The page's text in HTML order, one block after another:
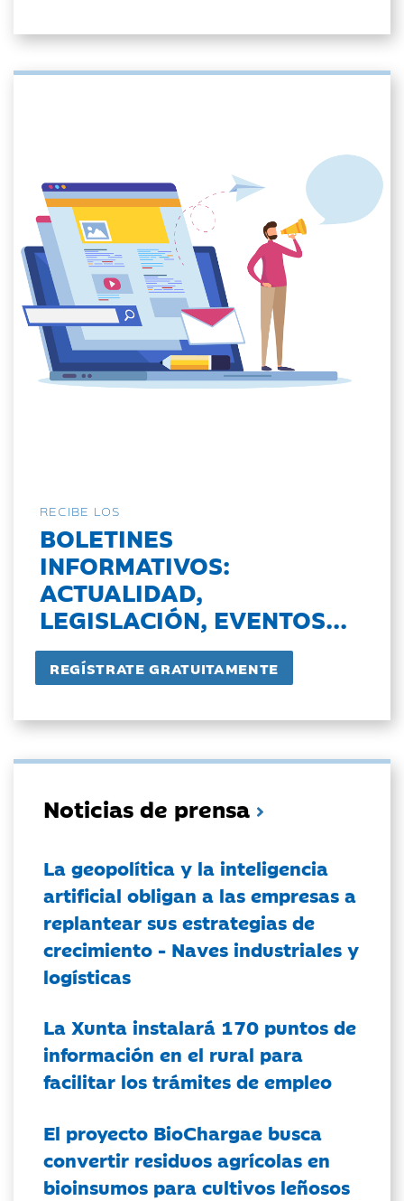
RECIBE LOS
BOLETINES
INFORMATIVOS:
ACTUALIDAD,
LEGISLACIÓN, EVENTOS...
Noticias de prensa
La geopolítica y la inteligencia
artificial obligan a las empresas a
replantear sus estrategias de
crecimiento - Naves industriales y
logísticas
La Xunta instalará 170 puntos de
información en el rural para
facilitar los trámites de empleo
El proyecto BioChargae busca
convertir residuos agrícolas en
bioinsumos para cultivos leñosos